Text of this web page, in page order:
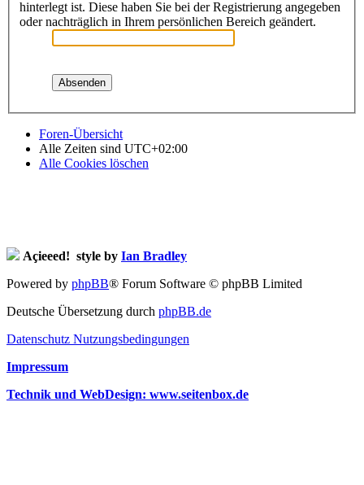
hinterlegt ist. Diese haben Sie bei der Registrierung angegeben
oder nachträglich in Ihrem persönlichen Bereich geändert.
Foren-Übersicht
Alle Zeiten sind UTC+02:00
Alle Cookies löschen
Açieeed! style by Ian Bradley
Powered by phpBB® Forum Software © phpBB Limited
Deutsche Übersetzung durch phpBB.de
Datenschutz Nutzungsbedingungen
Impressum
Technik und WebDesign: www.seitenbox.de